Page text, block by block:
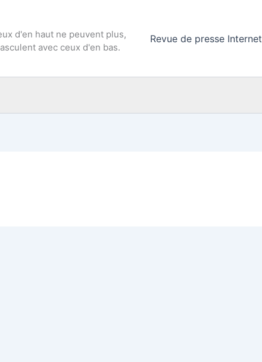
d'en haut ne peuvent plus,
avec ceux d'en bas.
Revue de presse Internet